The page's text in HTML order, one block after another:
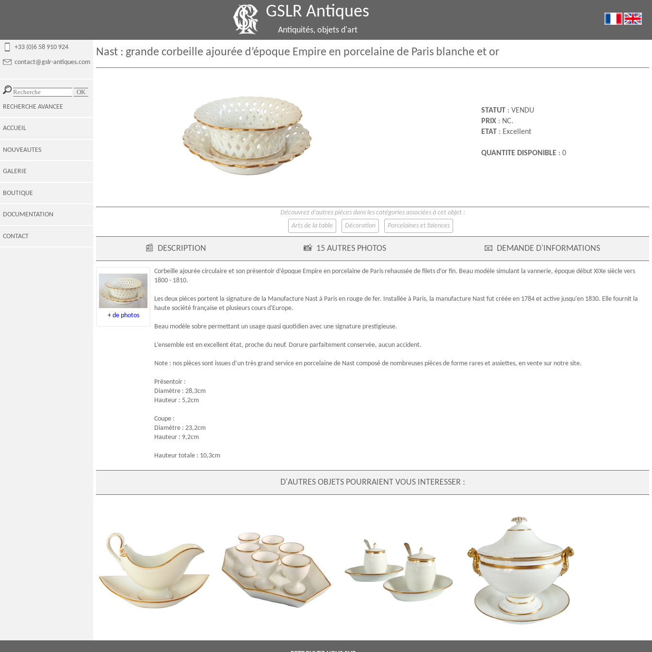
GSLR Antiques
Antiquités, objets d'art
+33 (0)6 58 910 924
contact@gslr-antiques.com
RECHERCHE AVANCEE
ACCUEIL
NOUVEAUTES
GALERIE
BOUTIQUE
DOCUMENTATION
CONTACT
Nast : grande corbeille ajourée d’époque Empire en porcelaine de Paris blanche et or
STATUT: VENDU
PRIX : NC.
ETAT: Excellent
QUANTITE DISPONIBLE: 0
Découvrez d’autres pièces dans les catégories associées à cet objet :
Arts de la table
Décoration Porcelaines et faïences
📰 DESCRIPTION 📸 15 AUTRES PHOTOS 📧 DEMANDE D'INFORMATIONS
+ de photos
Corbeille ajourée circulaire et son présentoir d’époque Empire en porcelaine de Paris rehaussée de filets d’or fin. Beau modèle simulant la vannerie, époque début XIXe siècle vers
1800 - 1810.
Les deux pièces portent la signature de la Manufacture Nast à Paris en rouge de fer. Installée à Paris, la manufacture Nast fut créée en 1784 et active jusqu'en 1830. Elle fournit la
haute société française et plusieurs cours d'Europe.
Beau modèle sobre permettant un usage quasi quotidien avec une signature prestigieuse.
L’ensemble est en excellent état, proche du neuf. Dorure parfaitement conservée, aucun accident.
Note : nos pièces sont issues d’un très grand service en porcelaine de Nast composé de nombreuses pièces de forme rares et assiettes, en vente sur notre site.
Présentoir :
Diamètre : 28,3cm
Hauteur : 5,2cm
Coupe :
Diamètre : 23,2cm
Hauteur : 9,2cm
Hauteur totale : 10,3cm
D'AUTRES OBJETS POURRAIENT VOUS INTERESSER :
Nast : saucière d’époque Empire en
porcelaine de Paris blanche et or
Nast : série de 6 coquetiers d’époque
Empire et leur présentoir, porcelaine de
Paris blanche et or
Nast : paire de moutardiers d’époque
Empire en porcelaine de Paris blanche et
Nast : pot à oille / soupière d’époque
Empire en porcelaine de Paris blanche et